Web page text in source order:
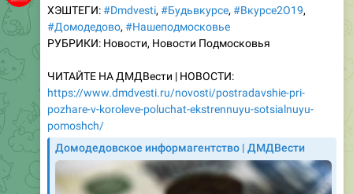
РУБРИКИ: Новости, Новости Подмосковья
ЧИТАЙТЕ НА ДМДВести | НОВОСТИ:
pozhare-v-koroleve-poluchat-ekstrennuyu-sotsialnuyu-
pomoshch/
Домодедовское информагентство | ДМДВести